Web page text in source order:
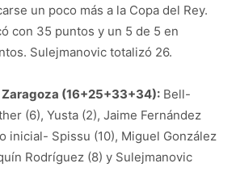
un poco más a la Copa del Rey.
con 35 puntos y un 5 de 5 en
Sulejmanovic totalizó 26.
Zaragoza (16+25+33+34): Bell-
(6), Yusta (2), Jaime Fernández
inicial- Spissu (10), Miguel González
Rodríguez (8) y Sulejmanovic